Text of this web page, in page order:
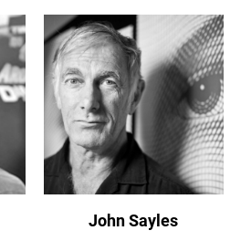
John Sayles